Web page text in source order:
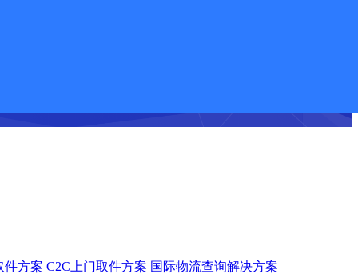
件方案 C2C上门取件方案 国际物流查询解决方案